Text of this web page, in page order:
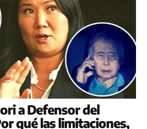
a Defensor del
qué las limitaciones,